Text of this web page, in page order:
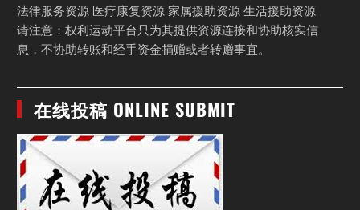
法律服务资源 医疗康复资源 家属援助资源 生活援助资源
请注意：权利运动平台只为其提供资源连接和协助核实信
息，不协助转账和经手资金捐赠或者转赠事宜。
在线投稿 ONLINE SUBMIT